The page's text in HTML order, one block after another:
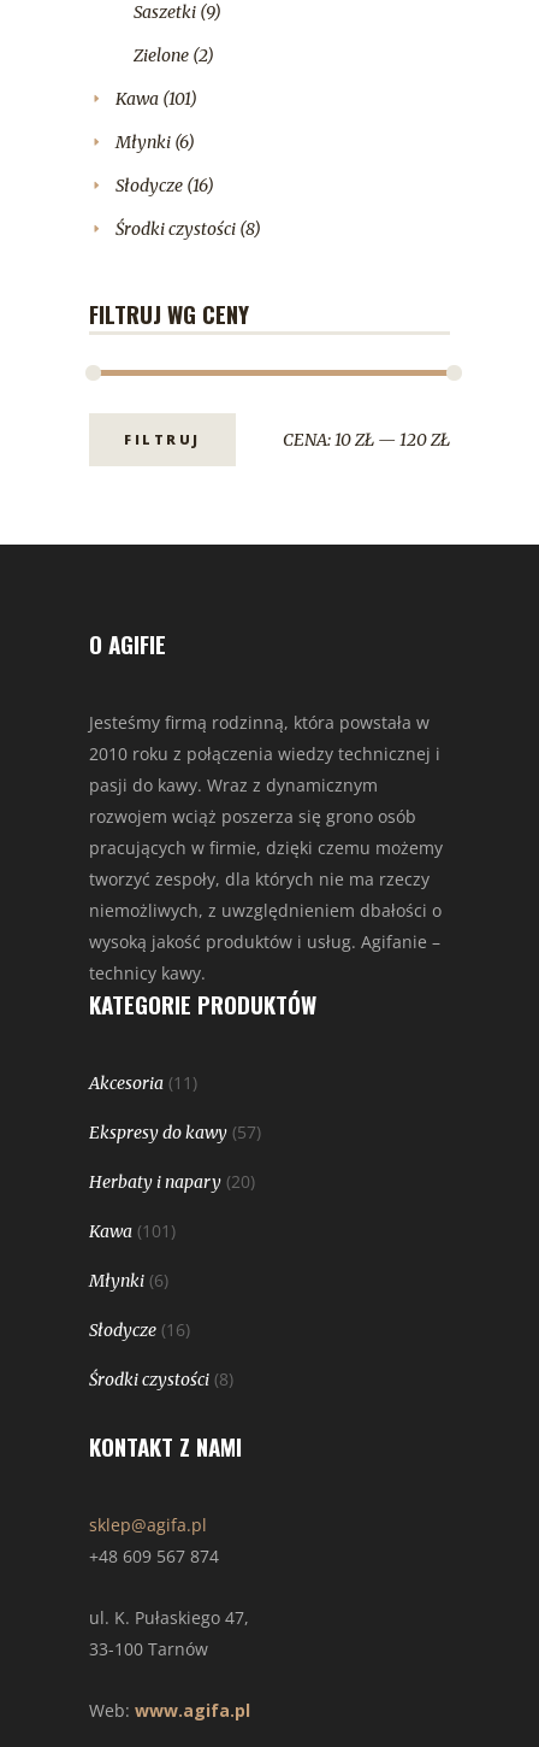
Saszetki (9)
Zielone (2)
Kawa (101)
Młynki (6)
Słodycze (16)
Środki czystości (8)
FILTRUJ WG CENY
FILTRUJ CENA:10 ZŁ — 120 ZŁ
O AGIFIE
Jesteśmy firmą rodzinną, która powstała w
2010 roku z połączenia wiedzy technicznej i
pasji do kawy. Wraz z dynamicznym
rozwojem wciąż poszerza się grono osób
pracujących w firmie, dzięki czemu możemy
tworzyć zespoły, dla których nie ma rzeczy
niemożliwych, z uwzględnieniem dbałości o
wysoką jakość produktów i usług. Agifanie –
technicy kawy.
KATEGORIE PRODUKTÓW
Akcesoria (11)
Ekspresy do kawy (57)
Herbaty i napary (20)
Kawa (101)
Młynki (6)
Słodycze (16)
Środki czystości (8)
KONTAKT Z NAMI
sklep@agifa.pl
+48 609 567 874
ul. K. Pułaskiego 47,
33-100 Tarnów
Web: www.agifa.pl